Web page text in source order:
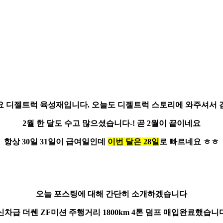
디젤트럭 육성재 입니다. 오늘도 디젤트럭 스토리에 와주셔서
2월 한 달도 수고 많으셨습니다-! 곧 2월이 끝이네요
항상 30일 31일이 급여일인데 이번 달은 28일 로 빠르네요 ㅎㅎ
오늘 포스팅에 대해 간단히 소개하겠습니다
차급 더쎈 ZF미션 주행거리 1800km4톤 덤프 매입완료했습니